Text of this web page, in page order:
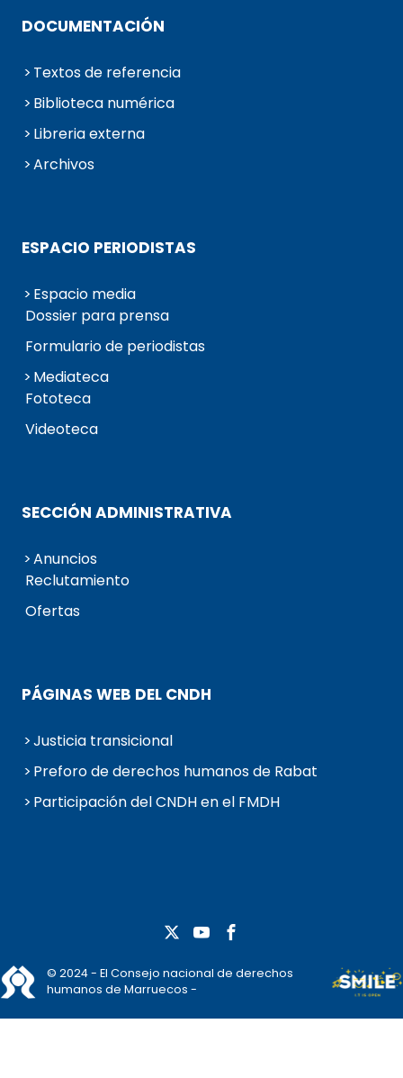
DOCUMENTACIÓN
Textos de referencia
Biblioteca numérica
Libreria externa
Archivos
ESPACIO PERIODISTAS
Espacio media
Dossier para prensa
Formulario de periodistas
Mediateca
Fototeca
Videoteca
SECCIÓN ADMINISTRATIVA
Anuncios
Reclutamiento
Ofertas
PÁGINAS WEB DEL CNDH
Justicia transicional
Preforo de derechos humanos de Rabat
Participación del CNDH en el FMDH
© 2024 - El Consejo nacional de derechos
humanos de Marruecos -